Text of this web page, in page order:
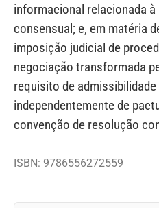
informacional relacionada
consensual; e, em matéria
imposição judicial de
negociação transformada
requisito de
independentemente de
convenção de resolução
ISBN: 9786556272559